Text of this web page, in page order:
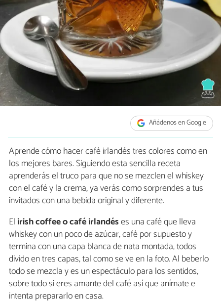
Añádenos en Google
Aprende cómo hacer café irlandés tres colores como en
los mejores bares. Siguiendo esta sencilla receta
aprenderás el truco para que no se mezclen el whiskey
con el café y la crema, ya verás como sorprendes a tus
invitados con una bebida original y diferente.
El irish coffee o café irlandéses una café que lleva
whiskey con un poco de azúcar, café por supuesto y
termina con una capa blanca de nata montada, todos
divido en tres capas, tal como se ve en la foto. Al beberlo
todo se mezcla y es un espectáculo para los sentidos,
sobre todo si eres amante del café así que anímate e
intenta prepararlo en casa.